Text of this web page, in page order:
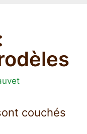
couchés